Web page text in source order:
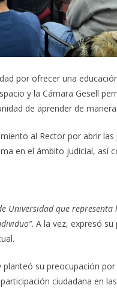
por ofrecer una
y la Cámara Gesell
de aprender de
al Rector por abrir
en el ámbito judicial, así
Universidad que
. A la vez, expresó
su preocupación
ciudadana en